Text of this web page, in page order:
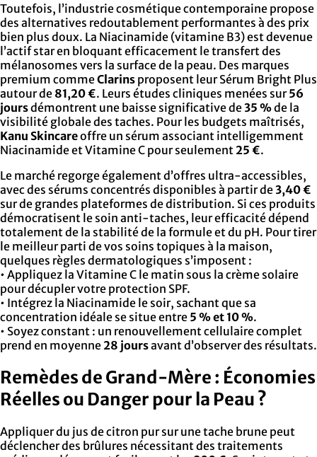
Toutefois, l’industrie cosmétique contemporaine propose
des alternatives redoutablement performantes à des prix
bien plus doux. La Niacinamide (vitamine B3) est devenue
l’actif star en bloquant efficacement le transfert des
mélanosomes vers la surface de la peau. Des marques
premium commeClarins proposent leur Sérum Bright Plus
autour de 81,20 €. Leurs études cliniques menées sur56
joursdémontrent une baisse significative de35 %de la
visibilité globale des taches. Pour les budgets maîtrisés,
Kanu Skincareoffre un sérum associant intelligemment
Niacinamide et Vitamine C pour seulement 25 €.
Le marché regorge également d’offres ultra-accessibles,
avec des sérums concentrés disponibles à partir de3,40 €
sur de grandes plateformes de distribution. Si ces produits
démocratisent le soin anti-taches, leur efficacité dépend
totalement de la stabilité de la formule et du pH. Pour tirer
le meilleur parti de vos soins topiques à la maison,
quelques règles dermatologiques s’imposent :
• Appliquez la Vitamine C le matin sous la crème solaire
pour décupler votre protection SPF.
• Intégrez la Niacinamide le soir, sachant que sa
concentration idéale se situe entre 5 % et 10 %.
• Soyez constant : un renouvellement cellulaire complet
prend en moyenne 28 joursavant d’observer des résultats.
Remèdes de Grand-Mère : Économies
Réelles ou Danger pour la Peau ?
Appliquer du jus de citron pur sur une tache brune peut
déclencher des brûlures nécessitant des traitements